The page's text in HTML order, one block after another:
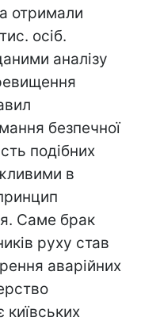
отримали
осіб.
аналізу
безпечної
подібних
в
Саме брак
руху став
аварійних
київських